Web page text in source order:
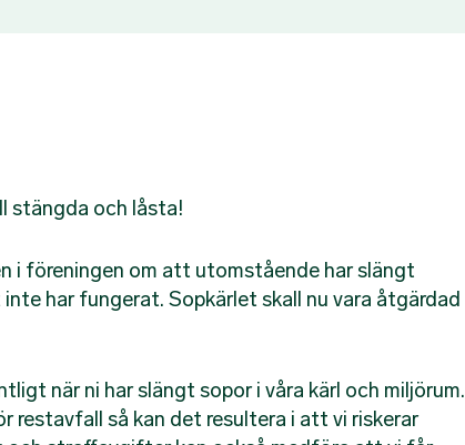
stängda och låsta!
i föreningen om att utomstående har slängt
har fungerat. Sopkärlet skall nu vara åtgärdad
när ni har slängt sopor i våra kärl och miljörum.
restavfall så kan det resultera i att vi riskerar